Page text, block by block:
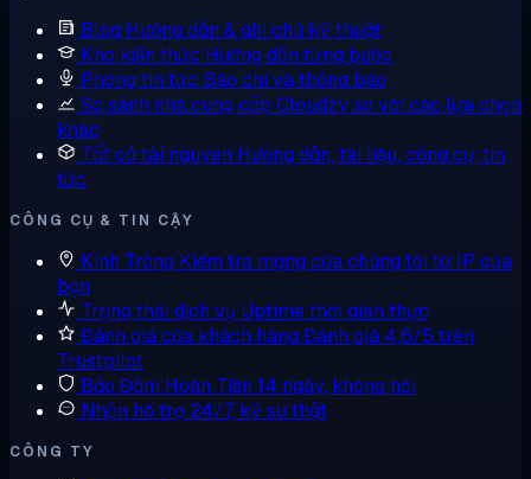
Blog Hướng dẫn & ghi chú kỹ thuật
Kho kiến thức Hướng dẫn từng bước
Phòng tin tức Báo chí và thông báo
So sánh nhà cung cấp Cloudzy so với các lựa chọn
khác
Tất cả tài nguyên Hướng dẫn, tài liệu, công cụ, tin
tức
CÔNG CỤ & TIN CẬY
Kính Tròng Kiểm tra mạng của chúng tôi từ IP của
bạn
Trạng thái dịch vụ Uptime thời gian thực
Đánh giá của khách hàng Đánh giá 4,6/5 trên
Trustpilot
Bảo Đảm Hoàn Tiền 14 ngày, không hỏi
Nhận hỗ trợ 24/7, kỹ sư thật
CÔNG TY